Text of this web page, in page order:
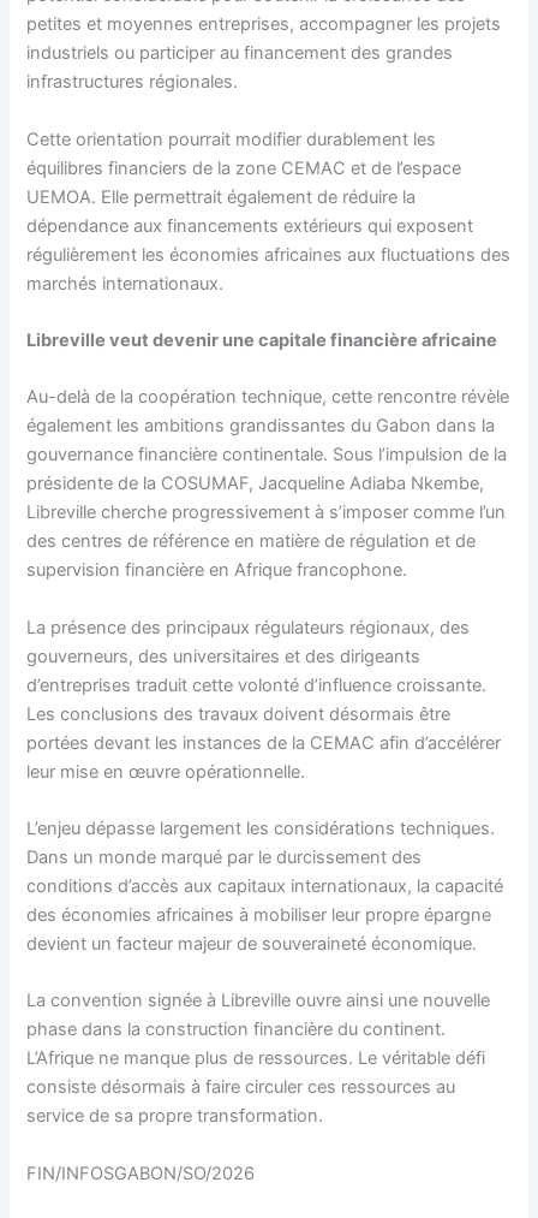
petites et moyennes entreprises, accompagner les projets
industriels ou participer au financement des grandes
infrastructures régionales.
Cette orientation pourrait modifier durablement les
équilibres financiers de la zone CEMAC et de l’espace
UEMOA. Elle permettrait également de réduire la
dépendance aux financements extérieurs qui exposent
régulièrement les économies africaines aux fluctuations des
marchés internationaux.
Libreville veut devenir une capitale financière africaine
Au-delà de la coopération technique, cette rencontre révèle
également les ambitions grandissantes du Gabon dans la
gouvernance financière continentale. Sous l’impulsion de la
présidente de la COSUMAF, Jacqueline Adiaba Nkembe,
Libreville cherche progressivement à s’imposer comme l’un
des centres de référence en matière de régulation et de
supervision financière en Afrique francophone.
La présence des principaux régulateurs régionaux, des
gouverneurs, des universitaires et des dirigeants
d’entreprises traduit cette volonté d’influence croissante.
Les conclusions des travaux doivent désormais être
portées devant les instances de la CEMAC afin d’accélérer
leur mise en œuvre opérationnelle.
L’enjeu dépasse largement les considérations techniques.
Dans un monde marqué par le durcissement des
conditions d’accès aux capitaux internationaux, la capacité
des économies africaines à mobiliser leur propre épargne
devient un facteur majeur de souveraineté économique.
La convention signée à Libreville ouvre ainsi une nouvelle
phase dans la construction financière du continent.
L’Afrique ne manque plus de ressources. Le véritable défi
consiste désormais à faire circuler ces ressources au
service de sa propre transformation.
FIN/INFOSGABON/SO/2026